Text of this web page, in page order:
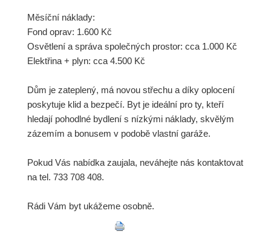
Měsíční náklady:
Fond oprav: 1.600 Kč
Osvětlení a správa společných prostor: cca 1.000 Kč
Elektřina + plyn: cca 4.500 Kč
Dům je zateplený, má novou střechu a díky oplocení
poskytuje klid a bezpečí. Byt je ideální pro ty, kteří
hledají pohodlné bydlení s nízkými náklady, skvělým
zázemím a bonusem v podobě vlastní garáže.
Pokud Vás nabídka zaujala, neváhejte nás kontaktovat
na tel. 733 708 408.
Rádi Vám byt ukážeme osobně.